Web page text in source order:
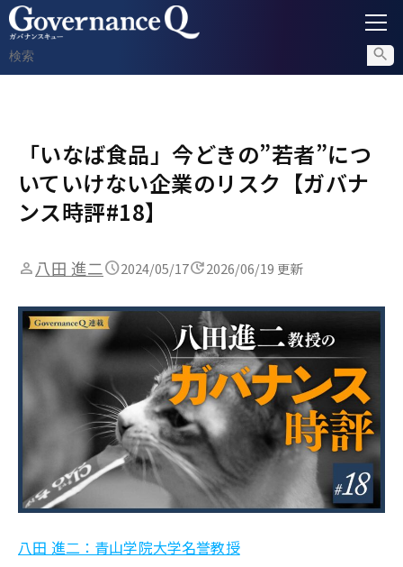
内部通報
コンプライアンス調査
不正対策
セミナー情報
「いなば食品」今どきの”若者”につ
いていけない企業のリスク【ガバナ
ンス時評#18】
八田 進二 2024/05/17 2026/06/19 更新
八田 進二：青山学院大学名誉教授